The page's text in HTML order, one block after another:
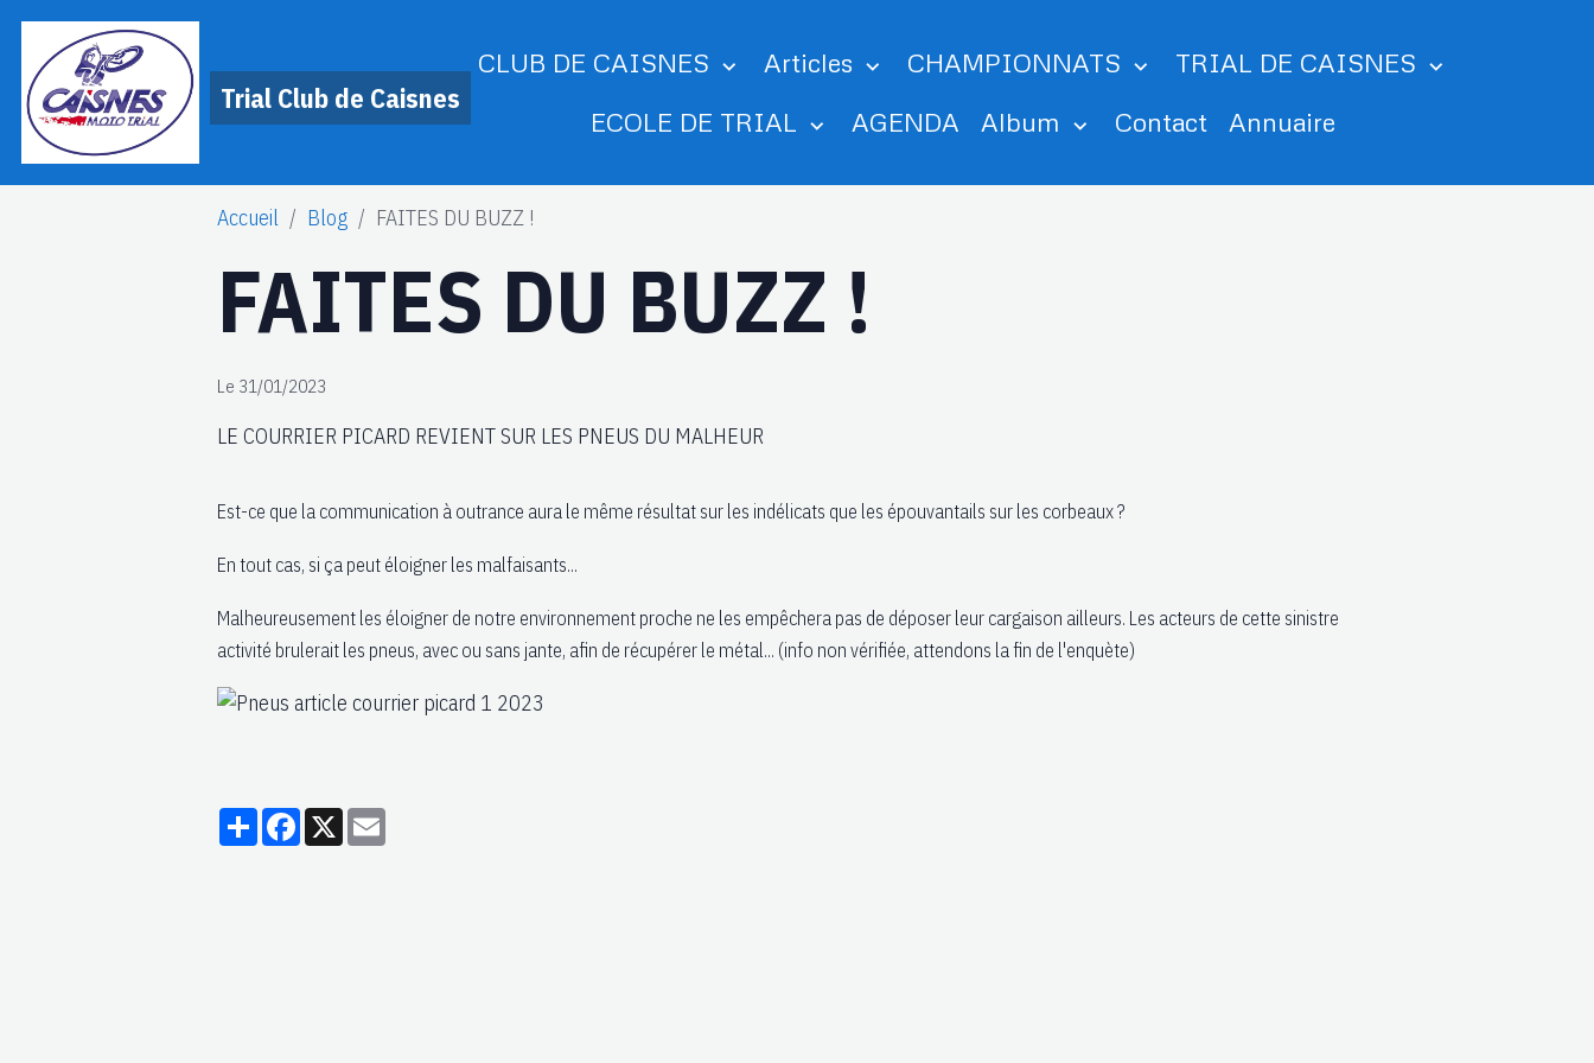
Trial Club de Caisnes
CLUB DE CAISNES Articles CHAMPIONNATS
TRIAL DE CAISNES
ECOLE DE TRIAL
AGENDA Album Contact Annuaire
Accueil Blog FAITES DU BUZZ !
FAITES DU BUZZ !
Le 31/01/2023
LE COURRIER PICARD REVIENT SUR LES PNEUS DU MALHEUR
Est-ce que la communication à outrance aura le même résultat sur les indélicats que les épouvantails sur les corbeaux ?
En tout cas, si ça peut éloigner les malfaisants...
Malheureusement les éloigner de notre environnement proche ne les empêchera pas de déposer leur cargaison ailleurs. Les acteurs de cette sinistre
activité brulerait les pneus, avec ou sans jante, afin de récupérer le métal... (info non vérifiée, attendons la fin de l'enquète)
PartagerFacebook
X